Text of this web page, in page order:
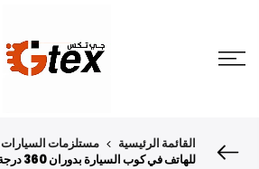
القائمة الرئيسية مستلزمات السيارات
للهاتف في كوب السيارة بدوران 360 درجة